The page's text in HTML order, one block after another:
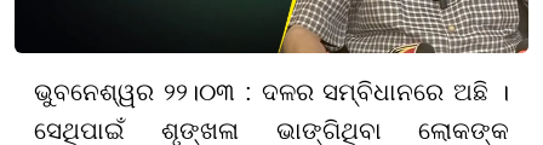
ଭୁବନେଶ୍ୱର ୨୨।୦୩ : ଦଳର ସମ୍ବିଧାନରେ ଅଛି ।
ସେଥିପାଇଁ ଶୃଙ୍ଖଳା ଭାଙ୍ଗିଥିବା ଲୋକଙ୍କ